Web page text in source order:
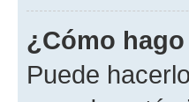
¿Cómo
Puede